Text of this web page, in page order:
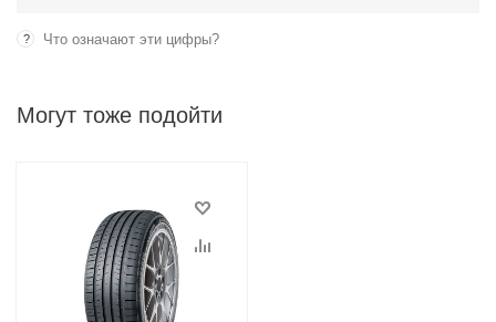
? Что означают эти цифры?
Могут тоже подойти